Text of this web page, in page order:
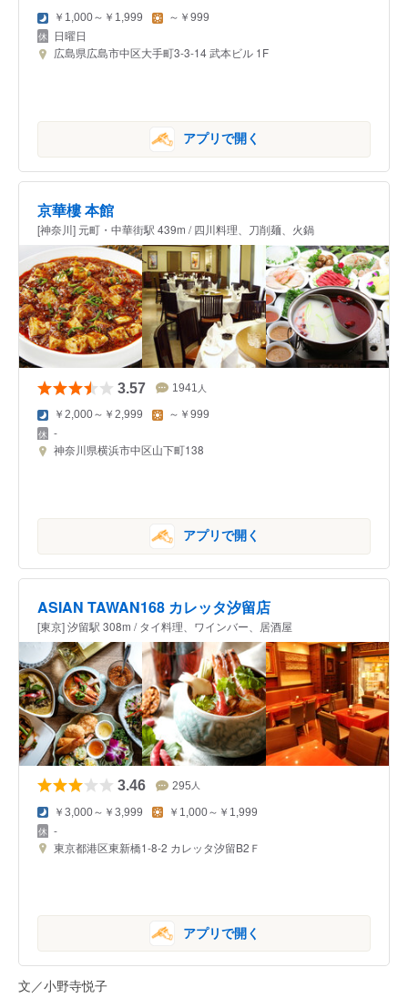
￥1,000～￥1,999 ～￥999
日曜日
広島県広島市中区大手町3-3-14 武本ビル 1F
アプリで開く
京華樓 本館
[神奈川] 元町・中華街駅 439m / 四川料理、刀削麺、火鍋
3.57 1941 人
￥2,000～￥2,999 ～￥999
-
神奈川県横浜市中区山下町138
アプリで開く
ASIAN TAWAN168 カレッタ汐留店
[東京] 汐留駅 308m / タイ料理、ワインバー、居酒屋
3.46 295 人
￥3,000～￥3,999 ￥1,000～￥1,999
-
東京都港区東新橋1-8-2 カレッタ汐留B2Ｆ
アプリで開く
文／小野寺悦子